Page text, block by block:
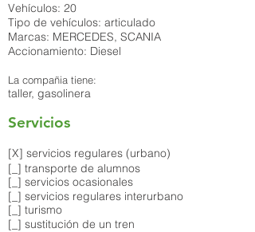
Vehículos: 20
Tipo de vehículos: articulado
Marcas: MERCEDES, SCANIA
Accionamiento: Diesel
La compañia tiene:
taller, gasolinera
Servicios
[X] servicios regulares (urbano)
[_] transporte de alumnos
[_] servicios ocasionales
[_] servicios regulares interurbano
[_] turismo
[_] sustitución de un tren